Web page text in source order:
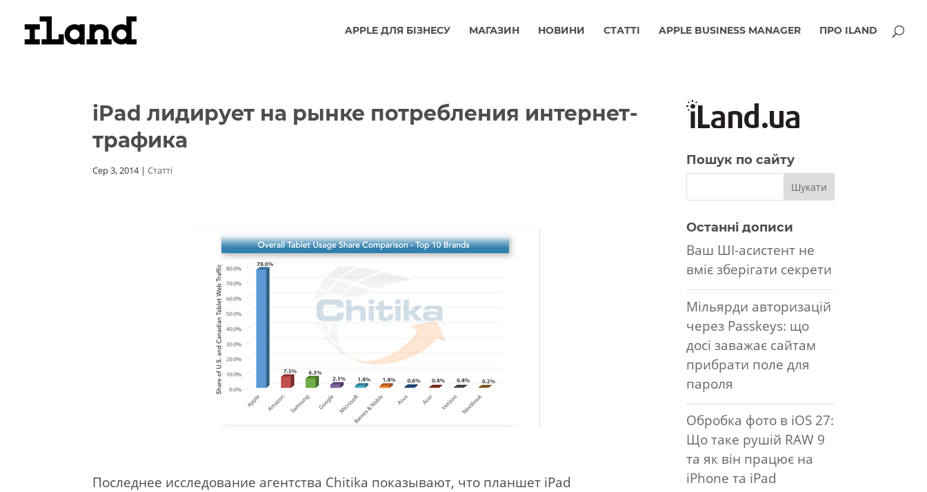
APPLE ДЛЯ БІЗНЕСУ МАГАЗИН НОВИНИ СТАТТІ APPLE BUSINESS MANAGER ПРО ILAND
iPad лидирует на рынке потребления интернет-
трафика
Сер 3, 2014|Статті
Последнее исследование агентства Chitika показывают, что планшет iPad
Пошук по сайту
Останні дописи
Ваш ШІ-асистент не
вміє зберігати секрети
Мільярди авторизацій
через Passkeys: що
досі заважає сайтам
прибрати поле для
пароля
Обробка фото в iOS 27:
Що таке рушій RAW 9
та як він працює на
iPhone та iPad